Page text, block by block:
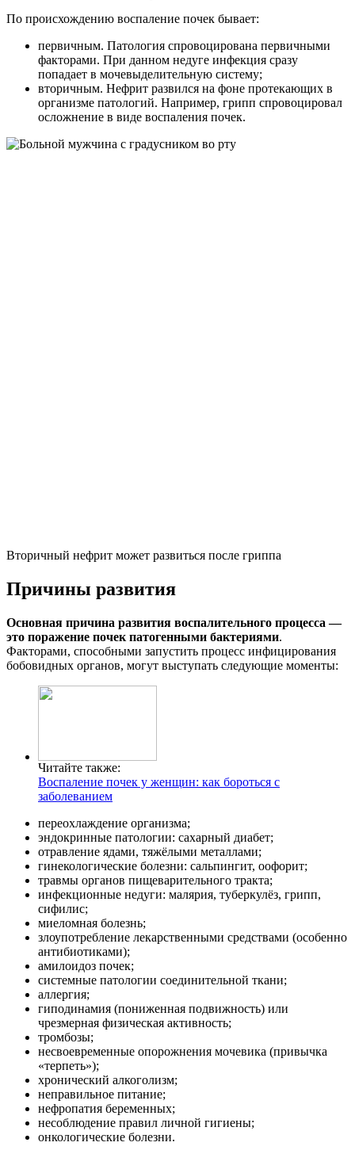
По происхождению воспаление почек бывает:
первичным. Патология спровоцирована первичными
факторами. При данном недуге инфекция сразу
попадает в мочевыделительную систему;
вторичным. Нефрит развился на фоне протекающих в
организме патологий. Например, грипп спровоцировал
осложнение в виде воспаления почек.
Вторичный нефрит может развиться после гриппа
Причины развития
Основная причина развития воспалительного процесса —
это поражение почек патогенными бактериями.
Факторами, способными запустить процесс инфицирования
бобовидных органов, могут выступать следующие моменты:
Читайте также:
Воспаление почек у женщин: как бороться с
заболеванием
переохлаждение организма;
эндокринные патологии: сахарный диабет;
отравление ядами, тяжёлыми металлами;
гинекологические болезни: сальпингит, оофорит;
травмы органов пищеварительного тракта;
инфекционные недуги: малярия, туберкулёз, грипп,
сифилис;
миеломная болезнь;
злоупотребление лекарственными средствами (особенно
антибиотиками);
амилоидоз почек;
системные патологии соединительной ткани;
аллергия;
гиподинамия (пониженная подвижность) или
чрезмерная физическая активность;
тромбозы;
несвоевременные опорожнения мочевика (привычка
«терпеть»);
хронический алкоголизм;
неправильное питание;
нефропатия беременных;
несоблюдение правил личной гигиены;
онкологические болезни.